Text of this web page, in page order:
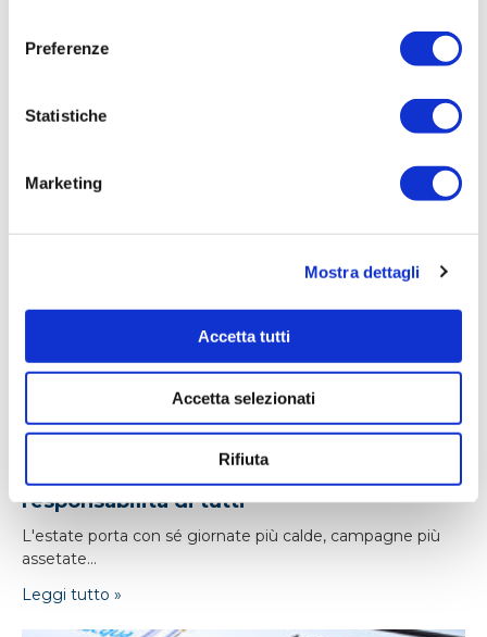
Preferenze
Statistiche
Marketing
Mostra dettagli
Accetta tutti
Accetta selezionati
Rifiuta
Notizie correlate
14/07/2026
responsabilità di tutti
L'estate porta con sé giornate più calde, campagne più
assetate...
Leggi tutto »